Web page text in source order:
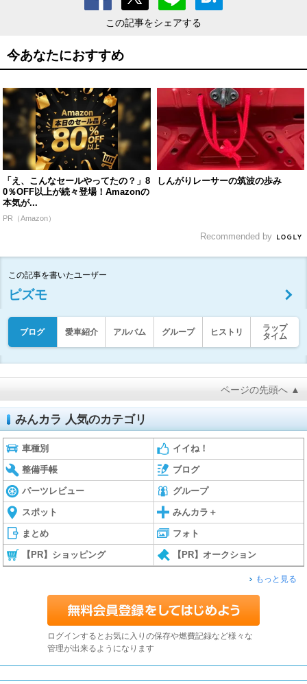
この記事をシェアする
今あなたにおすすめ
「え、こんなセールやってたの？」8
0％OFF以上が続々登場！Amazonの
本気が...
PR（Amazon）
しんがりレーサーの筑波の歩み
Recommended by
この記事を書いたユーザー
ピズモ
ブログ 愛車紹介 アルバム グループ ヒストリ
ラップ
タイム
ページの先頭へ ▲
みんカラ 人気のカテゴリ
車種別 イイね！
整備手帳 ブログ
パーツレビュー グループ
スポット みんカラ＋
まとめ フォト
【PR】ショッピング 【PR】オークション
もっと見る
ログインするとお気に入りの保存や燃費記録など様々な
管理が出来るようになります